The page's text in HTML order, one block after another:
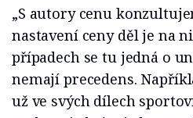
„S autory cenu
nastavení ceny děl je na
případech se tu jedná o
nemají precedens.
už ve svých dílech